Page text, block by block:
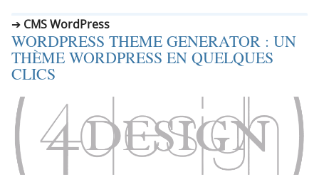
a
t
i
o
p
a
u
c
o
n
CMS WordPress
WORDPRESS THEME GENERATOR : UN
THÈME WORDPRESS EN QUELQUES
CLICS